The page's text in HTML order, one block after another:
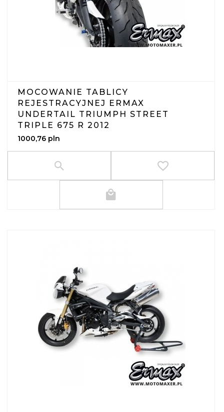
MOCOWANIE TABLICY
REJESTRACYJNEJ ERMAX
UNDERTAIL TRIUMPH STREET
TRIPLE 675 R 2012
1000,76 pln